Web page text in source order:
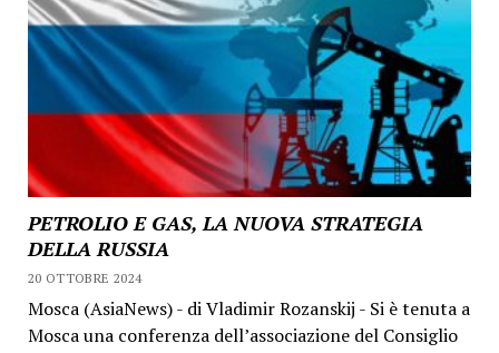
PETROLIO E GAS, LA NUOVA STRATEGIA
DELLA RUSSIA
20 OTTOBRE 2024
Mosca (AsiaNews) - di Vladimir Rozanskij - Si è tenuta a
Mosca una conferenza dell’associazione del Consiglio